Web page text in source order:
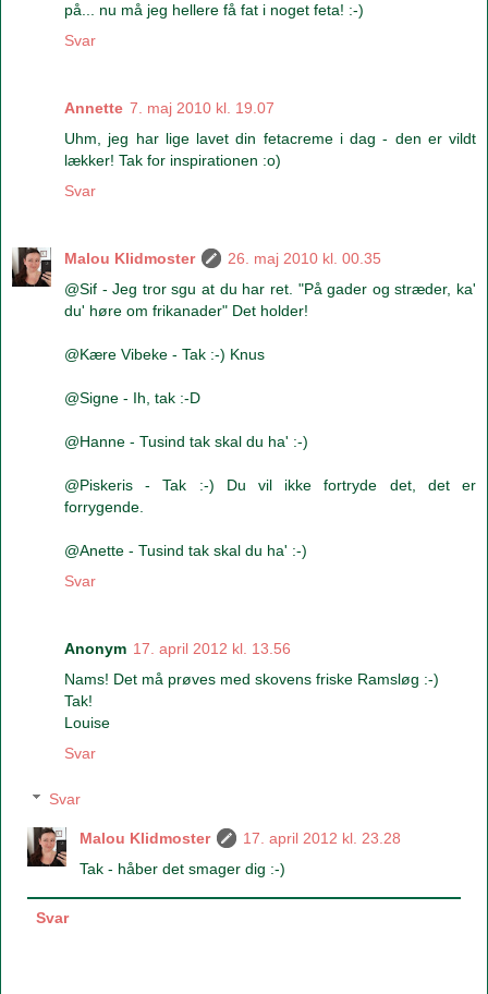
på... nu må jeg hellere få fat i noget feta! :-)
Svar
Annette 7. maj 2010 kl. 19.07
Uhm, jeg har lige lavet din fetacreme i dag - den er vildt
lækker! Tak for inspirationen :o)
Svar
Malou Klidmoster
26. maj 2010 kl. 00.35
@Sif - Jeg tror sgu at du har ret. "På gader og stræder, ka'
du' høre om frikanader" Det holder!
@Kære Vibeke - Tak :-) Knus
@Signe - Ih, tak :-D
@Hanne - Tusind tak skal du ha' :-)
@Piskeris - Tak :-) Du vil ikke fortryde det, det er
forrygende.
@Anette - Tusind tak skal du ha' :-)
Svar
Anonym 17. april 2012 kl. 13.56
Nams! Det må prøves med skovens friske Ramsløg :-)
Tak!
Louise
Svar
Svar
Malou Klidmoster
17. april 2012 kl. 23.28
Tak - håber det smager dig :-)
Svar